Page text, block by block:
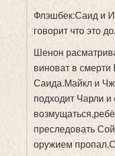
Флэшбек:Саид и
говорит что это
Шенон
виноват в
Саида.Майкл и
подходит Чарли и
преследовать
оружием